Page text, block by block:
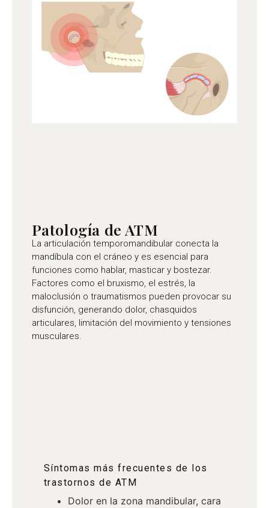
Patología de ATM
La articulación temporomandibular conecta la
mandíbula con el cráneo y es esencial para
funciones como hablar, masticar y bostezar.
Factores como el bruxismo, el estrés, la
maloclusión o traumatismos pueden provocar su
disfunción, generando dolor, chasquidos
articulares, limitación del movimiento y tensiones
musculares.
Síntomas más frecuentes de los
trastornos de ATM
Dolor en la zona mandibular, cara